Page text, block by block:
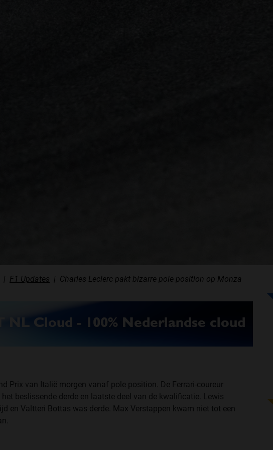
F1 Updates Charles Leclerc pakt bizarre pole position op Monza
Prix van Italië morgen vanaf pole position. De Ferrari-coureur
beslissende derde en laatste deel van de kwalificatie. Lewis
en Valtteri Bottas was derde. Max Verstappen kwam niet tot een